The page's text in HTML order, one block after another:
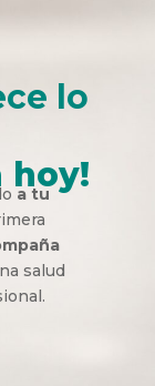
lo
hoy!
a tu
salud